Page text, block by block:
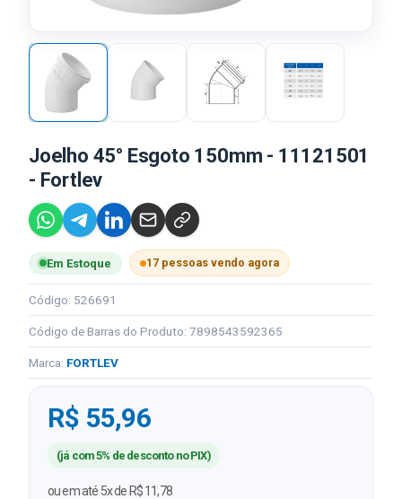
Joelho 45° Esgoto 150mm - 11121501
- Fortlev
Em Estoque 17 pessoas vendo agora
Código: 526691
Código de Barras do Produto: 7898543592365
Marca: FORTLEV
R$ 55,96
(já com 5% de desconto no PIX)
ou em até 5x de R$ 11,78